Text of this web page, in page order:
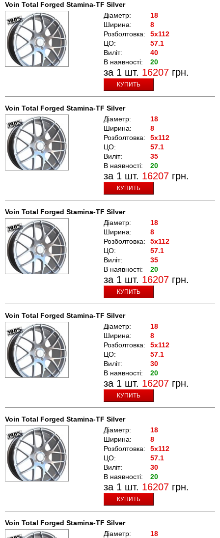
Voin Total Forged Stamina-TF Silver
Діаметр:
18
Ширина:
8
Розболтовка:
5x112
ЦО:
57.1
Виліт:
40
В наявності:
20
за 1 шт. 16207 грн.
КУПИТЬ
Voin Total Forged Stamina-TF Silver
Діаметр:
18
Ширина:
8
Розболтовка:
5x112
ЦО:
57.1
Виліт:
35
В наявності:
20
за 1 шт. 16207 грн.
КУПИТЬ
Voin Total Forged Stamina-TF Silver
Діаметр:
18
Ширина:
8
Розболтовка:
5x112
ЦО:
57.1
Виліт:
35
В наявності:
20
за 1 шт. 16207 грн.
КУПИТЬ
Voin Total Forged Stamina-TF Silver
Діаметр:
18
Ширина:
8
Розболтовка:
5x112
ЦО:
57.1
Виліт:
30
В наявності:
20
за 1 шт. 16207 грн.
КУПИТЬ
Voin Total Forged Stamina-TF Silver
Діаметр:
18
Ширина:
8
Розболтовка:
5x112
ЦО:
57.1
Виліт:
30
В наявності:
20
за 1 шт. 16207 грн.
КУПИТЬ
Voin Total Forged Stamina-TF Silver
Діаметр:
18